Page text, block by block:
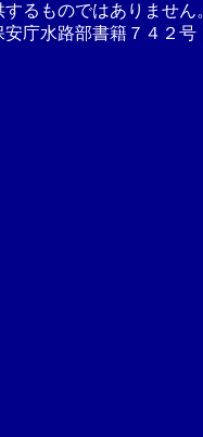
るものではありませ
庁水路部書籍７４２